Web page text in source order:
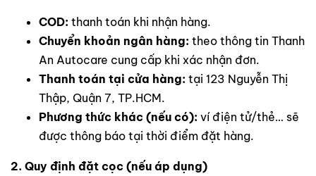
COD: thanh toán khi nhận hàng.
Chuyển khoản ngân hàng: theo thông tin Thanh
An Autocare cung cấp khi xác nhận đơn.
Thanh toán tại cửa hàng: tại 123 Nguyễn Thị
Thập, Quận 7, TP.HCM.
Phương thức khác (nếu có): ví điện tử/thẻ… sẽ
được thông báo tại thời điểm đặt hàng.
2. Quy định đặt cọc (nếu áp dụng)